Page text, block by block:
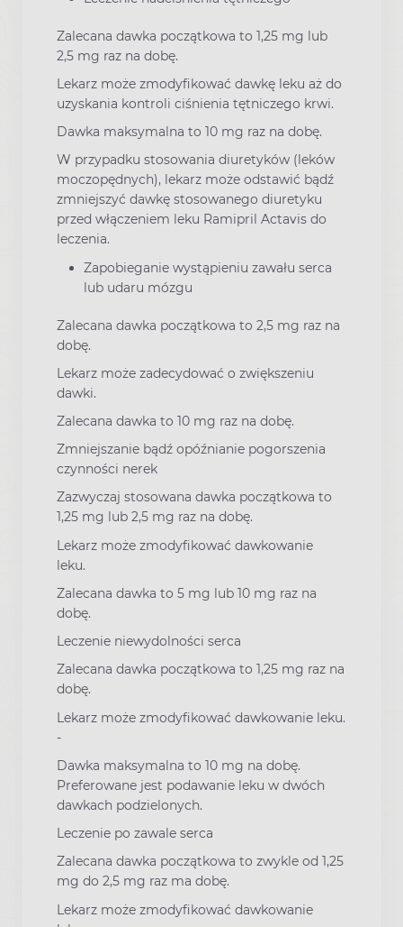
Zalecana dawka początkowa to 1,25 mg lub
2,5 mg raz na dobę.
Lekarz może zmodyfikować dawkę leku aż do
uzyskania kontroli ciśnienia tętniczego krwi.
Dawka maksymalna to 10 mg raz na dobę.
W przypadku stosowania diuretyków (leków
moczopędnych), lekarz może odstawić bądź
zmniejszyć dawkę stosowanego diuretyku
przed włączeniem leku Ramipril Actavis do
leczenia.
Zapobieganie wystąpieniu zawału serca
lub udaru mózgu
Zalecana dawka początkowa to 2,5 mg raz na
dobę.
Lekarz może zadecydować o zwiększeniu
dawki.
Zalecana dawka to 10 mg raz na dobę.
Zmniejszanie bądź opóźnianie pogorszenia
czynności nerek
Zazwyczaj stosowana dawka początkowa to
1,25 mg lub 2,5 mg raz na dobę.
Lekarz może zmodyfikować dawkowanie
leku.
Zalecana dawka to 5 mg lub 10 mg raz na
dobę.
Leczenie niewydolności serca
Zalecana dawka początkowa to 1,25 mg raz na
dobę.
Lekarz może zmodyfikować dawkowanie leku.
-
Dawka maksymalna to 10 mg na dobę.
Preferowane jest podawanie leku w dwóch
dawkach podzielonych.
Leczenie po zawale serca
Zalecana dawka początkowa to zwykle od 1,25
mg do 2,5 mg raz ma dobę.
Lekarz może zmodyfikować dawkowanie